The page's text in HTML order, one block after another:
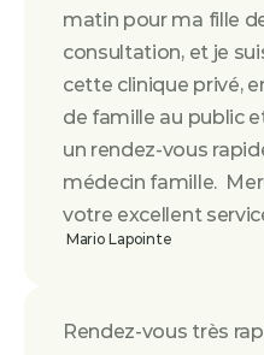
matin pour ma fille
consultation, et je
cette clinique privé,
de famille au public
un rendez-vous
médecin famille.
votre excellent
Mario Lapointe
Rendez-vous très